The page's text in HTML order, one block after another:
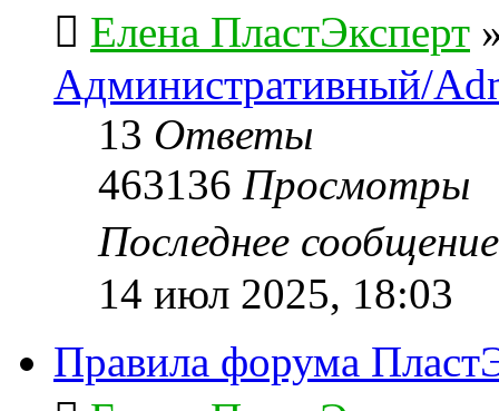
Елена ПластЭксперт
Административный/
13 Ответы
463136 Просмотры
Последнее
14 июл 2025, 18:03
Правила форума